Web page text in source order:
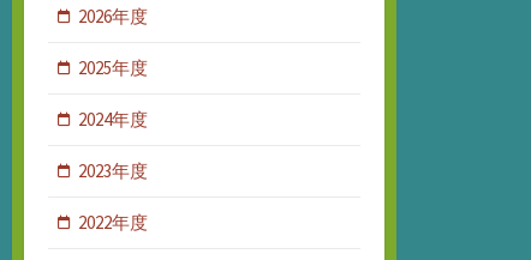
2026年度
2025年度
2024年度
2023年度
2022年度